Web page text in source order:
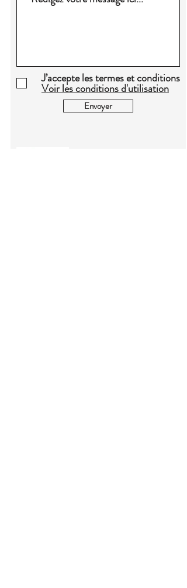
J’accepte les termes et conditions
Voir les conditions d'utilisation
Envoyer